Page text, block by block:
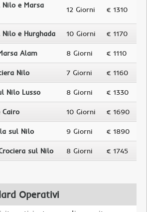
Nilo e Marsa
12 Giorni € 1310
e Hurghada 10 Giorni € 1170
Alam 8 Giorni € 1110
Nilo 7 Giorni € 1160
Nilo Lusso 8 Giorni € 1330
Cairo 10 Giorni € 1690
sul Nilo 9 Giorni € 1890
sul Nilo 8 Giorni € 1745
Operativi